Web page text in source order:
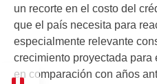
un recorte en el costo del
que el país necesita para
especialmente relevante
crecimiento proyectada para
en comparación con años